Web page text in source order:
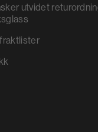
utvidet